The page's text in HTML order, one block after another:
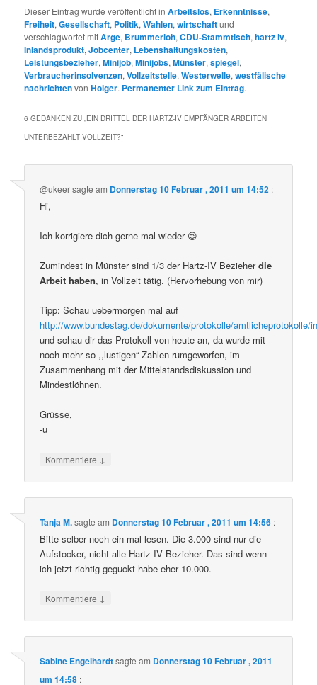
Dieser Eintrag wurde veröffentlicht inArbeitslos, Erkenntnisse,
Freiheit,Gesellschaft, Politik,Wahlen,wirtschaftund
verschlagwortet mitArge, Brummerloh,CDU-Stammtisch,hartz iv,
Inlandsprodukt,Jobcenter, Lebenshaltungskosten,
Leistungsbezieher,Minijob,Minijobs,Münster,spiegel,
Verbraucherinsolvenzen,Vollzeitstelle,Westerwelle,westfälische
nachrichtenvonHolger. Permanenter Link zum Eintrag.
6 GEDANKEN ZU „EIN DRITTEL DER HARTZ-IV EMPFÄNGER ARBEITEN
UNTERBEZAHLT VOLLZEIT?“
@ukeersagte am Donnerstag 10 Februar , 2011 um 14:52 :
Hi,
Ich korrigiere dich gerne mal wieder 😉
Zumindest in Münster sind 1/3 der Hartz-IV Bezieherdie
Arbeit haben, in Vollzeit tätig. (Hervorhebung von mir)
Tipp: Schau uebermorgen mal auf
http://www.bundestag.de/dokumente/protokolle/amtlicheprotokolle/
und schau dir das Protokoll von heute an, da wurde mit
noch mehr so ,,lustigen“ Zahlen rumgeworfen, im
Zusammenhang mit der Mittelstandsdiskussion und
Mindestlöhnen.
Grüsse,
-u
Kommentiere ↓
Tanja M.sagte am Donnerstag 10 Februar , 2011 um 14:56 :
Bitte selber noch ein mal lesen. Die 3.000 sind nur die
Aufstocker, nicht alle Hartz-IV Bezieher. Das sind wenn
ich jetzt richtig geguckt habe eher 10.000.
Kommentiere ↓
Sabine Engelhardtsagte am Donnerstag 10 Februar , 2011
um 14:58 :